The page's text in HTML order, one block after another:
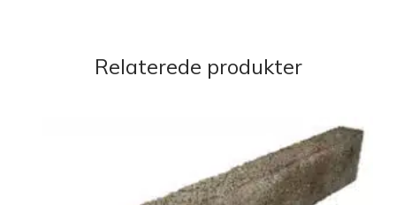
Relaterede produkter